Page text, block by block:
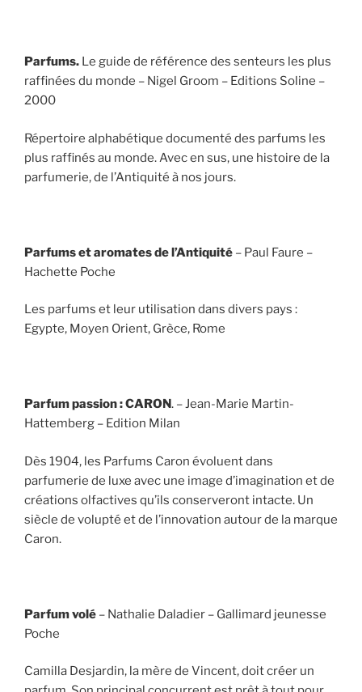
Parfums. Le guide de référence des senteurs les plus
raffinées du monde – Nigel Groom – Editions Soline –
2000
Répertoire alphabétique documenté des parfums les
plus raffinés au monde. Avec en sus, une histoire de la
parfumerie, de l’Antiquité à nos jours.
Parfums et aromates de l’Antiquité – Paul Faure –
Hachette Poche
Les parfums et leur utilisation dans divers pays :
Egypte, Moyen Orient, Grèce, Rome
Parfum passion : CARON. – Jean-Marie Martin-
Hattemberg – Edition Milan
Dès 1904, les Parfums Caron évoluent dans
parfumerie de luxe avec une image d’imagination et de
créations olfactives qu’ils conserveront intacte. Un
siècle de volupté et de l’innovation autour de la marque
Caron.
Parfum volé – Nathalie Daladier – Gallimard jeunesse
Poche
Camilla Desjardin, la mère de Vincent, doit créer un